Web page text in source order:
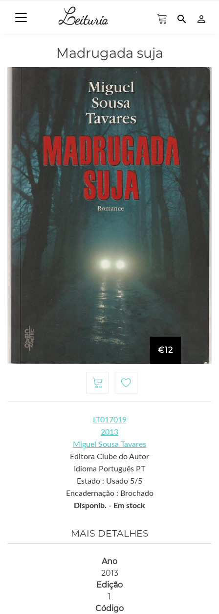
search person_outline
Madrugada suja
€12
LT017019
2013
Miguel Sousa Tavares
Editora Clube do Autor
Idioma Português PT
Estado : Usado 5/5
Encadernação : Brochado
Disponib. - Em stock
MAIS DETALHES
Ano
2013
Edição
1
Código